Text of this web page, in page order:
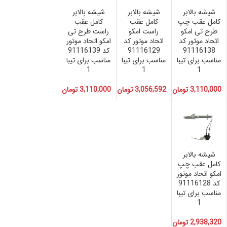
شیشه بالابر
کامل عقب چپ
طرح تی امکو
اتحاد موتور کد
91116138
مناسب برای تیبا
1
3,110,000تومان
شیشه بالابر
کامل عقب
راست امکو
اتحاد موتور کد
91116129
مناسب برای تیبا
1
3,056,592تومان
شیشه بالابر
کامل عقب
راست طرح تی
امکو اتحاد موتور
کد 91116139
مناسب برای تیبا
1
3,110,000تومان
شیشه بالابر
کامل عقب چپ
امکو اتحاد موتور
کد 91116128
مناسب برای تیبا
1
2,938,320تومان